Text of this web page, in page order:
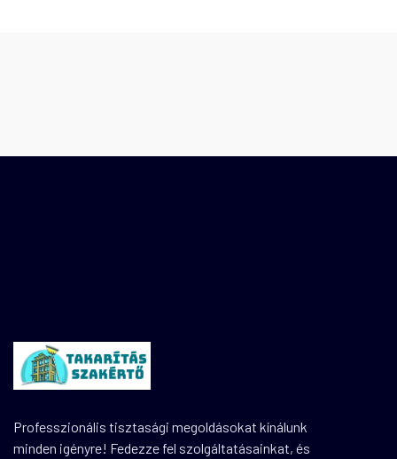
Professzionális tisztasági megoldásokat kínálunk
minden igényre! Fedezze fel szolgáltatásainkat, és